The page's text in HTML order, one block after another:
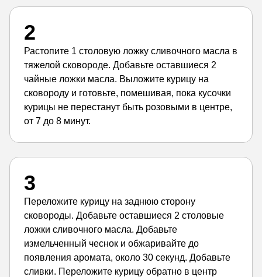
2
Растопите 1 столовую ложку сливочного масла в
тяжелой сковороде. Добавьте оставшиеся 2
чайные ложки масла. Выложите курицу на
сковороду и готовьте, помешивая, пока кусочки
курицы не перестанут быть розовыми в центре,
от 7 до 8 минут.
3
Переложите курицу на заднюю сторону
сковороды. Добавьте оставшиеся 2 столовые
ложки сливочного масла. Добавьте
измельченный чеснок и обжаривайте до
появления аромата, около 30 секунд. Добавьте
сливки. Переложите курицу обратно в центр